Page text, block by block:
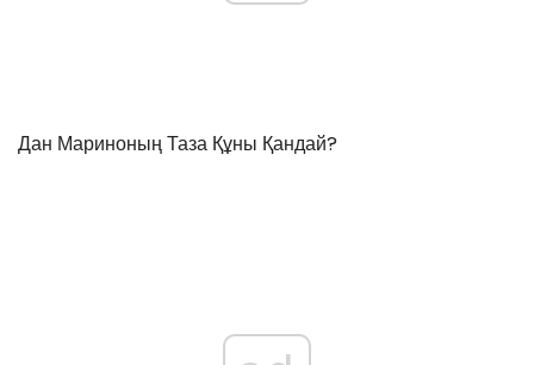
Дан Мариноның Таза Құны Қандай?